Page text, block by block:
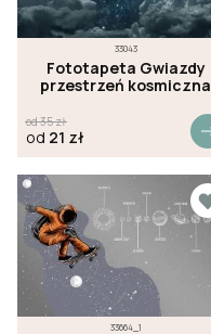
33043
Fototapeta Gwiazdy
przestrzeń kosmiczna
od35zł
od 21 zł
33664_1